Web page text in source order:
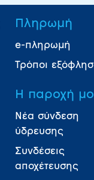
Πληρωμή
e-πληρωμή
Τρόποι
Η παροχή
Νέα σύνδεση
ύδρευσης
Συνδέσεις
αποχέτευσης